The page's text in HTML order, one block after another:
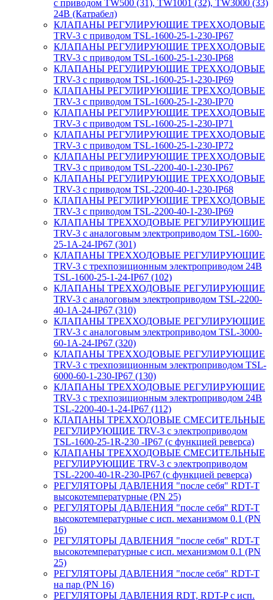
с приводом TW500 (31), TW1001 (32), TW3000 (33)
24В (Катрабел)
КЛАПАНЫ РЕГУЛИРУЮЩИЕ ТРЕХХОДОВЫЕ
TRV-3 с приводом TSL-1600-25-1-230-IP67
КЛАПАНЫ РЕГУЛИРУЮЩИЕ ТРЕХХОДОВЫЕ
TRV-3 с приводом TSL-1600-25-1-230-IP68
КЛАПАНЫ РЕГУЛИРУЮЩИЕ ТРЕХХОДОВЫЕ
TRV-3 с приводом TSL-1600-25-1-230-IP69
КЛАПАНЫ РЕГУЛИРУЮЩИЕ ТРЕХХОДОВЫЕ
TRV-3 с приводом TSL-1600-25-1-230-IP70
КЛАПАНЫ РЕГУЛИРУЮЩИЕ ТРЕХХОДОВЫЕ
TRV-3 с приводом TSL-1600-25-1-230-IP71
КЛАПАНЫ РЕГУЛИРУЮЩИЕ ТРЕХХОДОВЫЕ
TRV-3 с приводом TSL-1600-25-1-230-IP72
КЛАПАНЫ РЕГУЛИРУЮЩИЕ ТРЕХХОДОВЫЕ
TRV-3 с приводом TSL-2200-40-1-230-IP67
КЛАПАНЫ РЕГУЛИРУЮЩИЕ ТРЕХХОДОВЫЕ
TRV-3 с приводом TSL-2200-40-1-230-IP68
КЛАПАНЫ РЕГУЛИРУЮЩИЕ ТРЕХХОДОВЫЕ
TRV-3 с приводом TSL-2200-40-1-230-IP69
КЛАПАНЫ ТРЕХХОДОВЫЕ РЕГУЛИРУЮЩИЕ
TRV-3 с аналоговым электроприводом TSL-1600-
25-1А-24-IP67 (301)
КЛАПАНЫ ТРЕХХОДОВЫЕ РЕГУЛИРУЮЩИЕ
TRV-3 с трехпозиционным электроприводом 24В
TSL-1600-25-1-24-IP67 (102)
КЛАПАНЫ ТРЕХХОДОВЫЕ РЕГУЛИРУЮЩИЕ
TRV-3 с аналоговым электроприводом TSL-2200-
40-1А-24-IP67 (310)
КЛАПАНЫ ТРЕХХОДОВЫЕ РЕГУЛИРУЮЩИЕ
TRV-3 с аналоговым электроприводом TSL-3000-
60-1А-24-IP67 (320)
КЛАПАНЫ ТРЕХХОДОВЫЕ РЕГУЛИРУЮЩИЕ
TRV-3 с трехпозиционным электроприводом TSL-
6000-60-1-230-IP67 (130)
КЛАПАНЫ ТРЕХХОДОВЫЕ РЕГУЛИРУЮЩИЕ
TRV-3 с трехпозиционным электроприводом 24В
TSL-2200-40-1-24-IP67 (112)
КЛАПАНЫ ТРЕХХОДОВЫЕ СМЕСИТЕЛЬНЫЕ
РЕГУЛИРУЮЩИЕ TRV-3 с электроприводом
TSL-1600-25-1R-230 -IP67 (с функцией реверса)
КЛАПАНЫ ТРЕХХОДОВЫЕ СМЕСИТЕЛЬНЫЕ
РЕГУЛИРУЮЩИЕ TRV-3 с электроприводом
TSL-2200-40-1R-230-IP67 (с функцией реверса)
РЕГУЛЯТОРЫ ДАВЛЕНИЯ "после себя" RDT-T
высокотемпературные (PN 25)
РЕГУЛЯТОРЫ ДАВЛЕНИЯ "после себя" RDT-T
высокотемпературные с исп. механизмом 0.1 (PN
16)
РЕГУЛЯТОРЫ ДАВЛЕНИЯ "после себя" RDT-T
высокотемпературные с исп. механизмом 0.1 (PN
25)
РЕГУЛЯТОРЫ ДАВЛЕНИЯ "после себя" RDT-T
на пар (PN 16)
РЕГУЛЯТОРЫ ДАВЛЕНИЯ RDT, RDT-P с исп.